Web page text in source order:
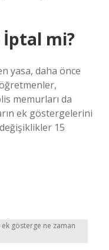
İptal mi?
yasa, daha önce
memurları da
ek göstergelerini
15
gösterge ne zaman